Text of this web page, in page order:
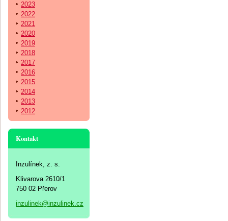
2023
2022
2021
2020
2019
2018
2017
2016
2015
2014
2013
2012
Kontakt
Inzulínek, z. s.
Klivarova 2610/1
750 02 Přerov
inzulinek@inzulinek.cz